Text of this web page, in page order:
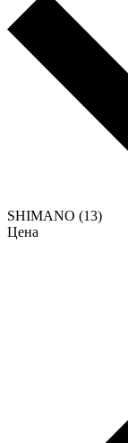
SHIMANO (13)
Цена